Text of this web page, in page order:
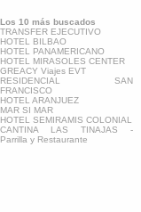
Los 10 más buscados
TRANSFER EJECUTIVO
HOTEL BILBAO
HOTEL PANAMERICANO
HOTEL MIRASOLES CENTER
GREACY Viajes EVT
RESIDENCIAL SAN
FRANCISCO
HOTEL ARANJUEZ
MAR SI MAR
HOTEL SEMIRAMIS COLONIAL
CANTINA LAS TINAJAS -
Parrilla y Restaurante